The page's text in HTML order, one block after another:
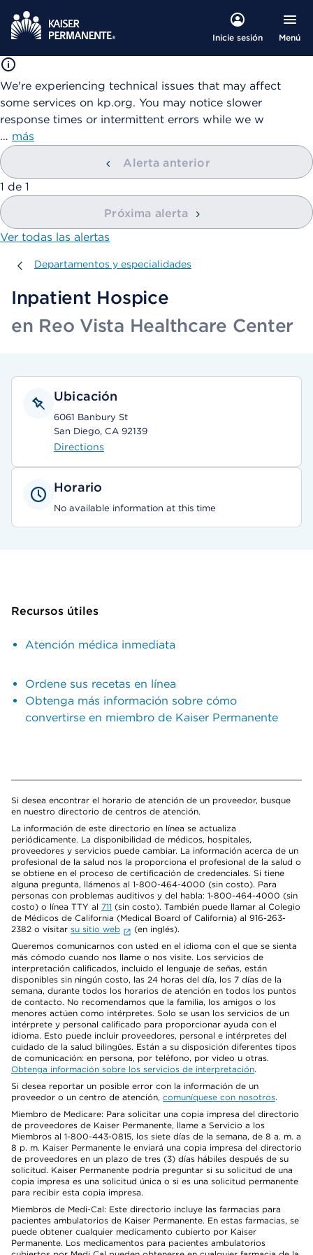
Inicie sesión Menú
We're experiencing technical issues that may affect
some services on kp.org. You may notice slower
response times or intermittent errors while we w
… más
Alerta anterior
mostrando
1 de 1
Próxima alerta
Ver todas las alertas
Departamentos y especialidades
Departamentos y especialidades
Inpatient Hospice
en Reo Vista Healthcare Center
Ubicación
6061 Banbury St
San Diego, CA 92139
Directions
Horario
No available information at this time
Recursos útiles
Atención médica inmediata
Ordene sus recetas en línea
Obtenga más información sobre cómo
convertirse en miembro de Kaiser Permanente
Si desea encontrar el horario de atención de un proveedor, busque
en nuestro directorio de centros de atención.
La información de este directorio en línea se actualiza
periódicamente. La disponibilidad de médicos, hospitales,
proveedores y servicios puede cambiar. La información acerca de un
profesional de la salud nos la proporciona el profesional de la salud o
se obtiene en el proceso de certificación de credenciales. Si tiene
alguna pregunta, llámenos al 1-800-464-4000 (sin costo). Para
personas con problemas auditivos y del habla: 1-800-464-4000 (sin
costo) o línea TTY al 711 (sin costo). También puede llamar al Colegio
de Médicos de California (Medical Board of California) al 916-263-
2382 o visitar su sitio web
(en inglés).
Queremos comunicarnos con usted en el idioma con el que se sienta
más cómodo cuando nos llame o nos visite. Los servicios de
interpretación calificados, incluido el lenguaje de señas, están
disponibles sin ningún costo, las 24 horas del día, los 7 días de la
semana, durante todos los horarios de atención en todos los puntos
de contacto. No recomendamos que la familia, los amigos o los
menores actúen como intérpretes. Solo se usan los servicios de un
intérprete y personal calificado para proporcionar ayuda con el
idioma. Esto puede incluir proveedores, personal e intérpretes del
cuidado de la salud bilingües. Están a su disposición diferentes tipos
de comunicación: en persona, por teléfono, por video u otras.
Obtenga información sobre los servicios de interpretación.
Si desea reportar un posible error con la información de un
proveedor o un centro de atención, comuníquese con nosotros.
Miembro de Medicare: Para solicitar una copia impresa del directorio
de proveedores de Kaiser Permanente, llame a Servicio a los
Miembros al 1-800-443-0815, los siete días de la semana, de 8 a. m. a
8 p. m. Kaiser Permanente le enviará una copia impresa del directorio
de proveedores en un plazo de tres (3) días hábiles después de su
solicitud. Kaiser Permanente podría preguntar si su solicitud de una
copia impresa es una solicitud única o si es una solicitud permanente
para recibir esta copia impresa.
Miembros de Medi-Cal: Este directorio incluye las farmacias para
pacientes ambulatorios de Kaiser Permanente. En estas farmacias, se
puede obtener cualquier medicamento cubierto por Kaiser
Permanente. Los medicamentos para pacientes ambulatorios